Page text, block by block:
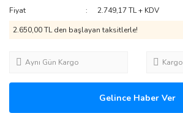
Fiyat
2.749,17 TL + KDV
2.650,00 TL den başlayan taksitlerle!
Aynı Gün Kargo
Gelince Haber Ver